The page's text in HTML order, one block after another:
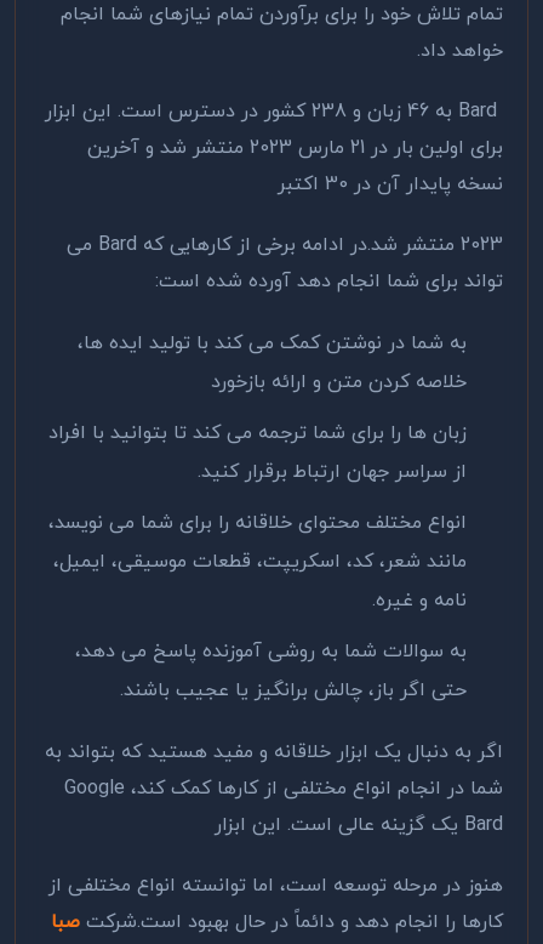
تمام تلاش خود را برای برآوردن تمام نیازهای شما انجام
خواهد داد.
Bard
به 46 زبان و 238 کشور در دسترس است. این ابزار
برای اولین بار در 21 مارس 2023 منتشر شد و آخرین
نسخه پایدار آن در 30 اکتبر
2023 منتشر شد .در ادامه برخی از کارهایی که Bard می
تواند برای شما انجام دهد آورده شده است:
به شما در نوشتن کمک می کند با تولید ایده ها،
خلاصه کردن متن و ارائه بازخورد
زبان ها را برای شما ترجمه می کند تا بتوانید با افراد
از سراسر جهان ارتباط برقرار کنید.
انواع مختلف محتوای خلاقانه را برای شما می نویسد،
مانند شعر، کد، اسکریپت، قطعات موسیقی، ایمیل،
نامه و غیره.
به سوالات شما به روشی آموزنده پاسخ می دهد،
حتی اگر باز، چالش برانگیز یا عجیب باشند.
اگر به دنبال یک ابزار خلاقانه و مفید هستید که بتواند به
شما در انجام انواع مختلفی از کارها کمک کند، Google
Bard یک گزینه عالی است. این ابزار
هنوز در مرحله توسعه است، اما توانسته انواع مختلفی از
کارها را انجام دهد و دائماً در حال بهبود است.شرکت صبا